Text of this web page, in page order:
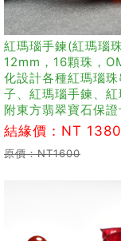
紅瑪瑙手鍊(紅瑪瑙
12mm，16顆珠，
化設計各種紅瑪瑙
子、紅瑪瑙手鍊、
附東方翡翠寶石保證
結緣價：NT
原價：NT1600